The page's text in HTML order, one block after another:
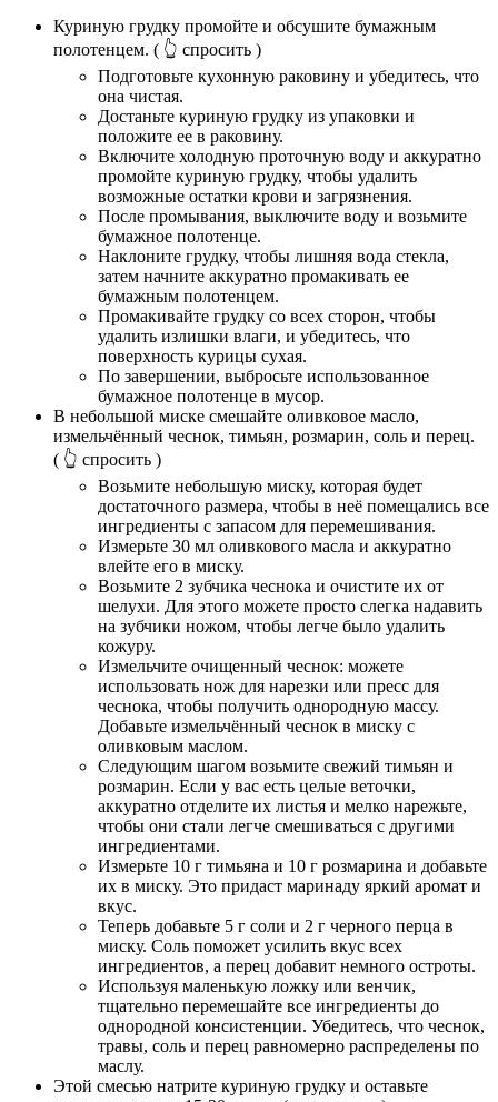
Куриную грудку промойте и обсушите бумажным
полотенцем. ( 👆 спросить )
Подготовьте кухонную раковину и убедитесь, что
она чистая.
Достаньте куриную грудку из упаковки и
положите ее в раковину.
Включите холодную проточную воду и аккуратно
промойте куриную грудку, чтобы удалить
возможные остатки крови и загрязнения.
После промывания, выключите воду и возьмите
бумажное полотенце.
Наклоните грудку, чтобы лишняя вода стекла,
затем начните аккуратно промакивать ее
бумажным полотенцем.
Промакивайте грудку со всех сторон, чтобы
удалить излишки влаги, и убедитесь, что
поверхность курицы сухая.
По завершении, выбросьте использованное
бумажное полотенце в мусор.
В небольшой миске смешайте оливковое масло,
измельчённый чеснок, тимьян, розмарин, соль и перец.
( 👆 спросить )
Возьмите небольшую миску, которая будет
достаточного размера, чтобы в неё помещались все
ингредиенты с запасом для перемешивания.
Измерьте 30 мл оливкового масла и аккуратно
влейте его в миску.
Возьмите 2 зубчика чеснока и очистите их от
шелухи. Для этого можете просто слегка надавить
на зубчики ножом, чтобы легче было удалить
кожуру.
Измельчите очищенный чеснок: можете
использовать нож для нарезки или пресс для
чеснока, чтобы получить однородную массу.
Добавьте измельчённый чеснок в миску с
оливковым маслом.
Следующим шагом возьмите свежий тимьян и
розмарин. Если у вас есть целые веточки,
аккуратно отделите их листья и мелко нарежьте,
чтобы они стали легче смешиваться с другими
ингредиентами.
Измерьте 10 г тимьяна и 10 г розмарина и добавьте
их в миску. Это придаст маринаду яркий аромат и
вкус.
Теперь добавьте 5 г соли и 2 г черного перца в
миску. Соль поможет усилить вкус всех
ингредиентов, а перец добавит немного остроты.
Используя маленькую ложку или венчик,
тщательно перемешайте все ингредиенты до
однородной консистенции. Убедитесь, что чеснок,
травы, соль и перец равномерно распределены по
маслу.
Этой смесью натрите куриную грудку и оставьте